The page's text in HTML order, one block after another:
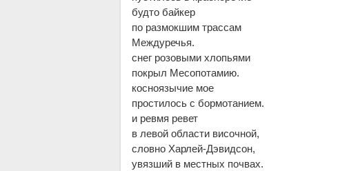
будто байкер
по размокшим трассам
Междуречья.
снег розовыми хлопьями
покрыл Месопотамию.
косноязычие мое
простилось с бормотанием.
и ревмя ревет
в левой области височной,
словно Харлей-Дэвидсон,
увязший в местных почвах.